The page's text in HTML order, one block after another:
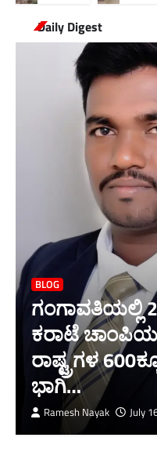
Daily Digest
BLOG
ಗಂಗಾವತಿಯಲ್ಲಿ
ಕರಾಟೆ
ರಾಷ್ಟ್ರಗಳ
ಭಾಗಿ…
Ramesh Nayak July